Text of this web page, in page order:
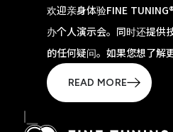
欢迎亲身体验FINE
办个人演示会。同时还提供
的任何疑问。如果您想了解
READ MORE